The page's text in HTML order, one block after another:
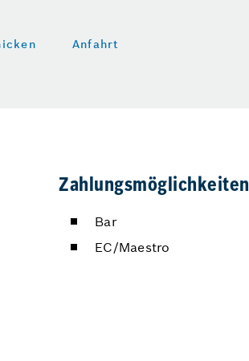
Anfahrt
Zahlungsmöglichkeiten
Bar
EC/Maestro